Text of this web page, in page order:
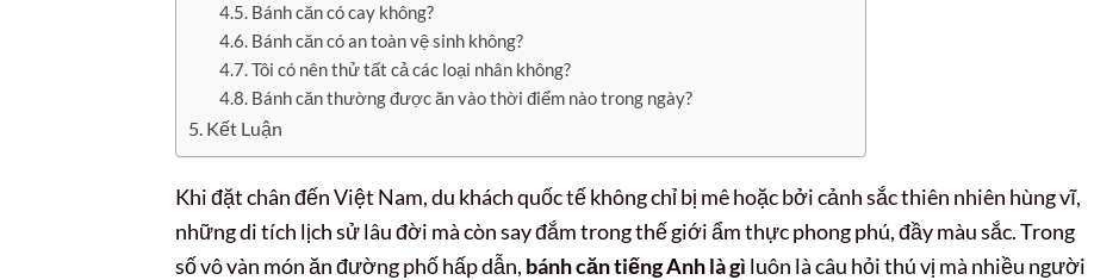
Bánh căn có cay không?
Bánh căn có an toàn vệ sinh không?
Tôi có nên thử tất cả các loại nhân không?
Bánh căn thường được ăn vào thời điểm nào trong ngày?
Kết Luận
Khi đặt chân đến Việt Nam, du khách quốc tế không chỉ bị mê hoặc bởi cảnh sắc thiên nhiên hùng vĩ,
những di tích lịch sử lâu đời mà còn say đắm trong thế giới ẩm thực phong phú, đầy màu sắc. Trong
số vô vàn món ăn đường phố hấp dẫn, bánh căn tiếng Anh là gì luôn là câu hỏi thú vị mà nhiều người